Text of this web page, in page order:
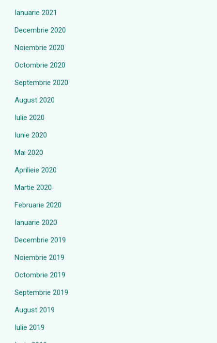
Ianuarie 2021
Decembrie 2020
Noiembrie 2020
Octombrie 2020
Septembrie 2020
August 2020
Iulie 2020
Iunie 2020
Mai 2020
Aprilieie 2020
Martie 2020
Februarie 2020
Ianuarie 2020
Decembrie 2019
Noiembrie 2019
Octombrie 2019
Septembrie 2019
August 2019
Iulie 2019